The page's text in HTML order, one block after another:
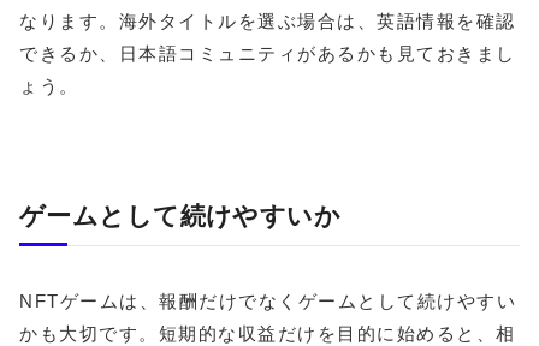
なります。海外タイトルを選ぶ場合は、英語情報を確認
できるか、日本語コミュニティがあるかも見ておきまし
ょう。
ゲームとして続けやすいか
NFTゲームは、報酬だけでなくゲームとして続けやすい
かも大切です。短期的な収益だけを目的に始めると、相